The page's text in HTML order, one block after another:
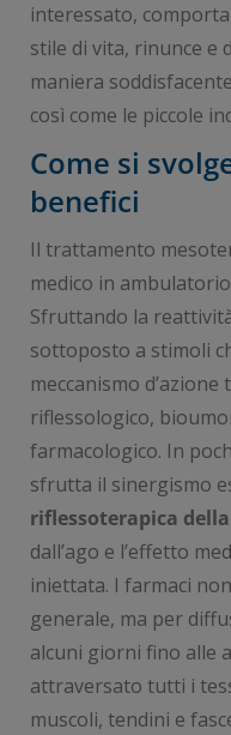
interessato,
stile di vita, rinunce e
maniera
così come le piccole
Come si
benefici
Il trattamento
medico in
Sfruttando la
sottoposto a stimoli
meccanismo
riflessologico,
farmacologico. In
sfrutta il sinergismo
riflessoterapica
dall’ago e l’effetto
iniettata. I farmaci
generale, ma per
alcuni giorni fino alle
attraversato tutti i
muscoli, tendini e